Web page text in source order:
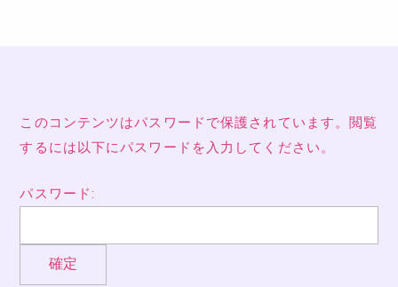
このコンテンツはパスワードで保護されています。閲覧
するには以下にパスワードを入力してください。
パスワード: